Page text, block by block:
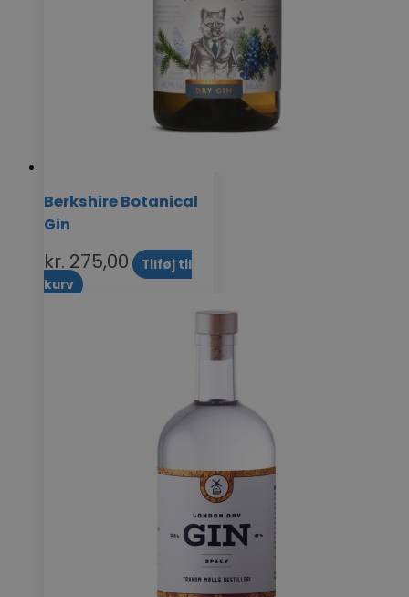
Berkshire Botanical
Gin
kr. 275,00
Tilføj til
kurv